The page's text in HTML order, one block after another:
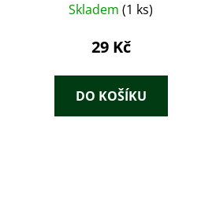
Skladem (1 ks)
29 Kč
DO KOŠÍKU